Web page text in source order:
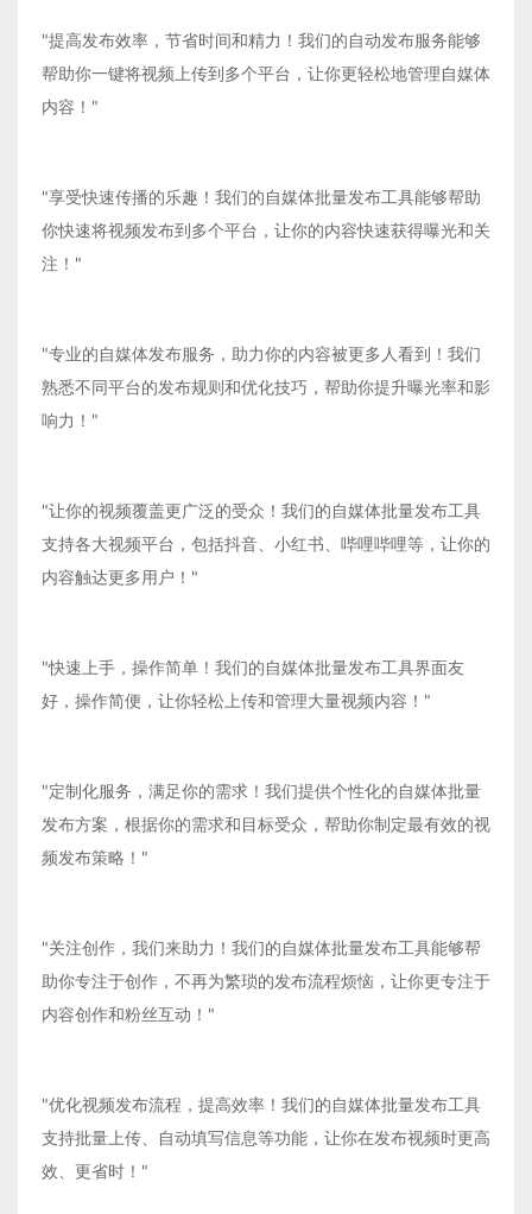
"提高发布效率，节省时间和精力！我们的自动发布服务能够
帮助你一键将视频上传到多个平台，让你更轻松地管理自媒体
内容！"
"享受快速传播的乐趣！我们的自媒体批量发布工具能够帮助
你快速将视频发布到多个平台，让你的内容快速获得曝光和关
注！"
"专业的自媒体发布服务，助力你的内容被更多人看到！我们
熟悉不同平台的发布规则和优化技巧，帮助你提升曝光率和影
响力！"
"让你的视频覆盖更广泛的受众！我们的自媒体批量发布工具
支持各大视频平台，包括抖音、小红书、哔哩哔哩等，让你的
内容触达更多用户！"
"快速上手，操作简单！我们的自媒体批量发布工具界面友
好，操作简便，让你轻松上传和管理大量视频内容！"
"定制化服务，满足你的需求！我们提供个性化的自媒体批量
发布方案，根据你的需求和目标受众，帮助你制定最有效的视
频发布策略！"
"关注创作，我们来助力！我们的自媒体批量发布工具能够帮
助你专注于创作，不再为繁琐的发布流程烦恼，让你更专注于
内容创作和粉丝互动！"
"优化视频发布流程，提高效率！我们的自媒体批量发布工具
支持批量上传、自动填写信息等功能，让你在发布视频时更高
效、更省时！"